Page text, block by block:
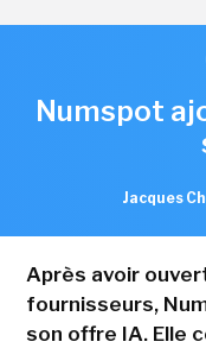
Numspot
Jacques
Après avoir
fournisseurs,
son offre IA. Elle